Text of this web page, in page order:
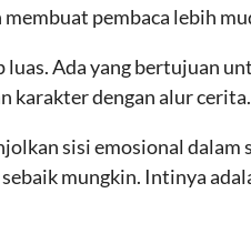
pembaca lebih
Ada yang bertujuan
karakter dengan alur cerita.
sisi emosional dalam
mungkin. Intinya